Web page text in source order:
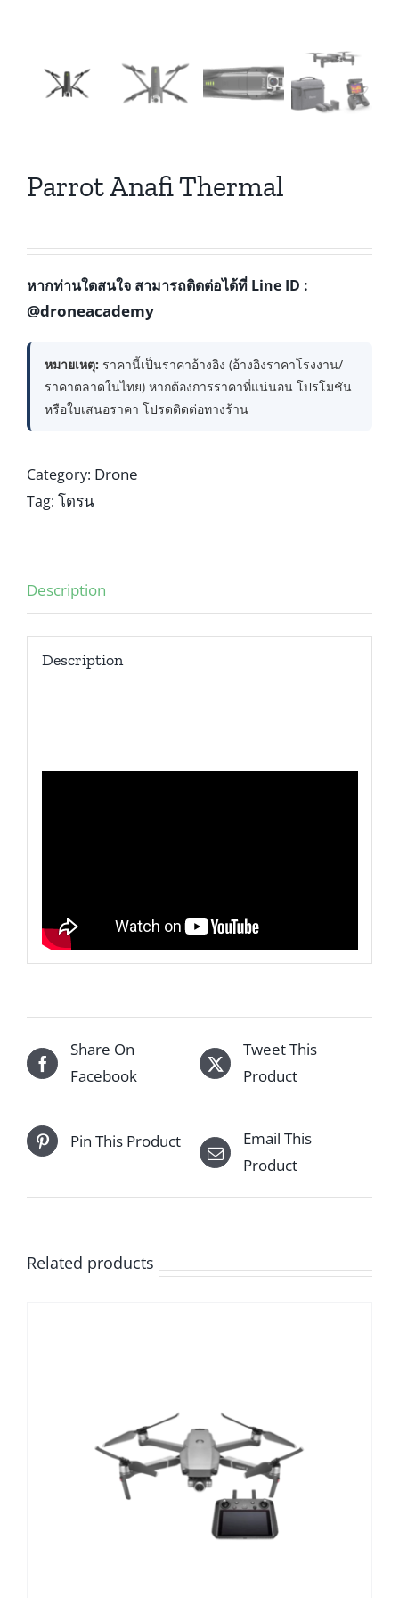
Parrot Anafi Thermal
หากท่านใดสนใจ สามารถติดต่อได้ที่ Line ID :
@droneacademy
หมายเหตุ: ราคานี้เป็นราคาอ้างอิง (อ้างอิงราคาโรงงาน/
ราคาตลาดในไทย) หากต้องการราคาที่แน่นอน โปรโมชัน
หรือใบเสนอราคา โปรดติดต่อทางร้าน
Category: Drone
Tag: โดรน
Description
Description
Share On
Facebook
Tweet This
Product
Pin This Product
Email This
Product
Related products